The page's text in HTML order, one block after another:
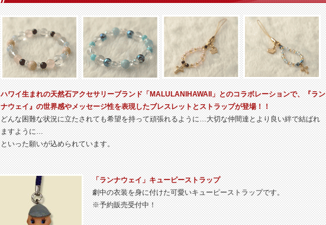
ハワイ生まれの天然石アクセサリーブランド「MALULANIHAWAII」とのコラボレーションで、『ラン
ナウェイ』の世界感やメッセージ性を表現したブレスレットとストラップが登場！！
どんな困難な状況に立たされても希望を持って頑張れるように…大切な仲間達とより良い絆で結ばれ
ますように…
といった願いが込められています。
「ランナウェイ」キューピーストラップ
劇中の衣装を身に付けた可愛いキューピーストラップです。
※予約販売受付中！